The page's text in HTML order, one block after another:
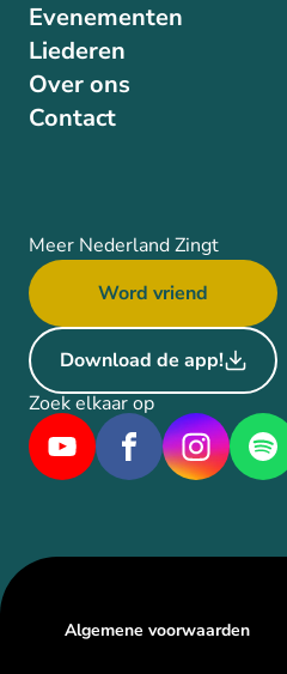
Evenementen
Liederen
Over ons
Contact
Meer Nederland Zingt
Word vriend
Download de app!
Zoek elkaar op
Algemene voorwaarden